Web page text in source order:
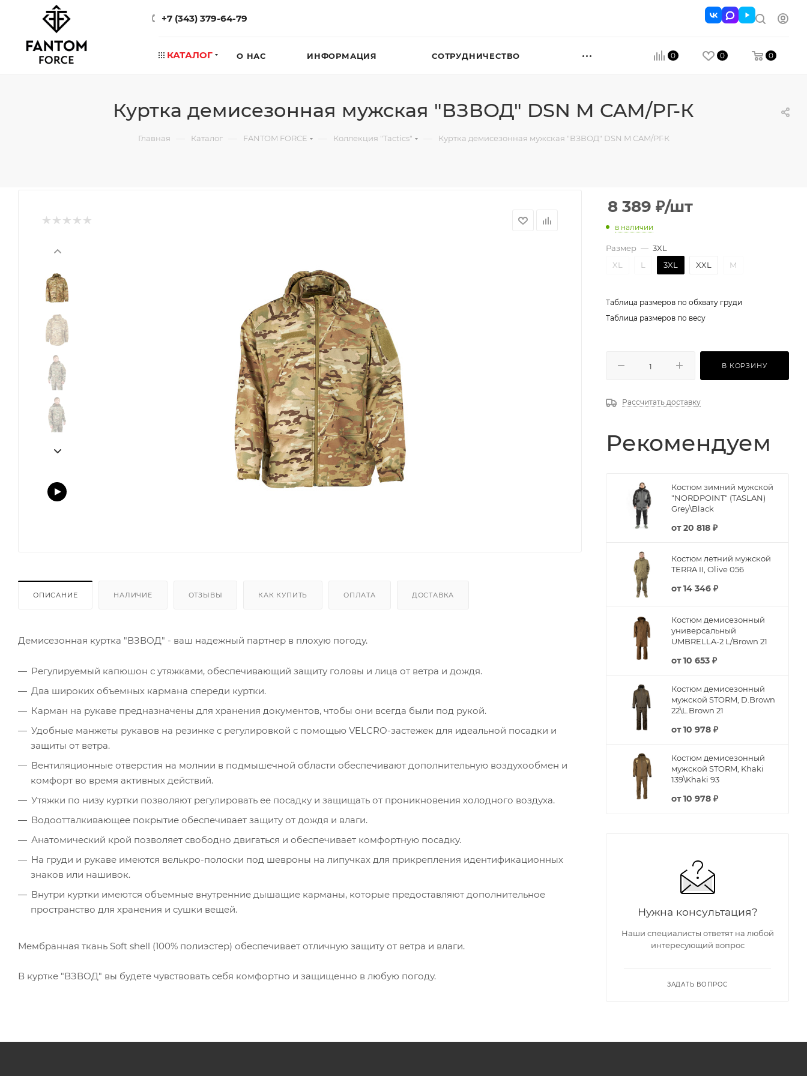
+7 (343) 379-64-79
0 0 0
КАТАЛОГ О НАС ИНФОРМАЦИЯ СОТРУДНИЧЕСТВО
Куртка демисезонная мужская "ВЗВОД" DSN M CAM/РГ-К
Главная — Каталог — FANTOM FORCE — Коллекция "Tactics" — Куртка демисезонная мужская "ВЗВОД" DSN M CAM/РГ-К
ОПИСАНИЕ НАЛИЧИЕ ОТЗЫВЫ КАК КУПИТЬ ОПЛАТА ДОСТАВКА
Демисезонная куртка "ВЗВОД" - ваш надежный партнер в плохую погоду.
Регулируемый капюшон с утяжками, обеспечивающий защиту головы и лица от ветра и дождя.
Два широких объемных кармана спереди куртки.
Карман на рукаве предназначены для хранения документов, чтобы они всегда были под рукой.
Удобные манжеты рукавов на резинке с регулировкой с помощью VELCRO-застежек для идеальной посадки и
защиты от ветра.
Вентиляционные отверстия на молнии в подмышечной области обеспечивают дополнительную воздухообмен и
комфорт во время активных действий.
Утяжки по низу куртки позволяют регулировать ее посадку и защищать от проникновения холодного воздуха.
Водоотталкивающее покрытие обеспечивает защиту от дождя и влаги.
Анатомический крой позволяет свободно двигаться и обеспечивает комфортную посадку.
На груди и рукаве имеются велькро-полоски под шевроны на липучках для прикрепления идентификационных
знаков или нашивок.
Внутри куртки имеются объемные внутренние дышащие карманы, которые предоставляют дополнительное
пространство для хранения и сушки вещей.
Мембранная ткань Soft shell (100% полиэстер) обеспечивает отличную защиту от ветра и влаги.
В куртке "ВЗВОД" вы будете чувствовать себя комфортно и защищенно в любую погоду.
8 389 ₽/шт
в наличии
Размер — 3XL
XL
L 3XL XXL M
Таблица размеров по обхвату груди
Таблица размеров по весу
В КОРЗИНУ
Рассчитать доставку
Рекомендуем
Костюм зимний мужской
"NORDPOINT" (TASLAN)
Grey\Black
от20 818 ₽
Костюм летний мужской
TERRA II, Olive 056
от14 346 ₽
Костюм демисезонный
универсальный
UMBRELLA-2 L/Brown 21
от10 653 ₽
Костюм демисезонный
мужской STORM, D.Brown
22\L.Brown 21
от10 978 ₽
Костюм демисезонный
мужской STORM, Khaki
139\Khaki 93
от10 978 ₽
Нужна консультация?
Наши специалисты ответят на любой
интересующий вопрос
ЗАДАТЬ ВОПРОС